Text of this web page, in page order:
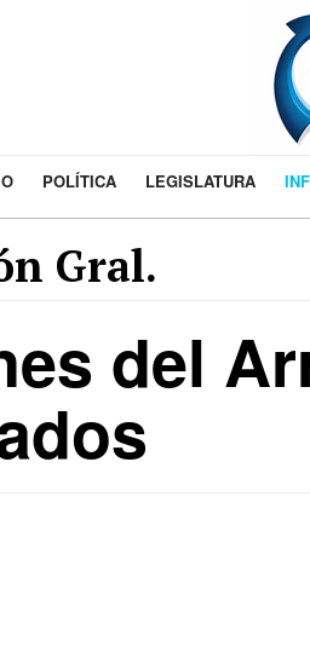
POLÍTICA LEGISLATURA
Gral.
del